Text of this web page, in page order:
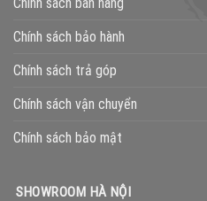
Chính sách bảo hành
Chính sách trả góp
Chính sách vận chuyển
Chính sách bảo mật
SHOWROOM HÀ NỘI